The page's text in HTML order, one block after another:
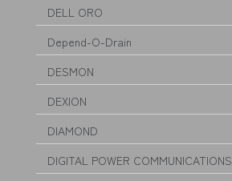
DELL ORO
Depend-O-Drain
DESMON
DEXION
DIAMOND
DIGITAL POWER COMMUNICATIONS